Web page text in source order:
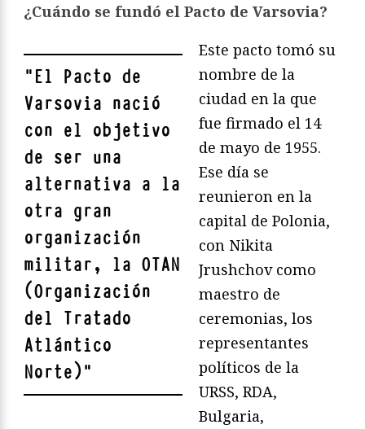
¿Cuándo se fundó el Pacto de Varsovia?
"El Pacto de
Varsovia nació
con el objetivo
de ser una
alternativa a la
otra gran
organización
militar, la OTAN
(Organización
del Tratado
Atlántico
Norte)"
Este pacto tomó su
nombre de la
ciudad en la que
fue firmado el 14
de mayo de 1955.
Ese día se
reunieron en la
capital de Polonia,
con Nikita
Jrushchov como
maestro de
ceremonias, los
representantes
políticos de la
URSS, RDA,
Bulgaria,